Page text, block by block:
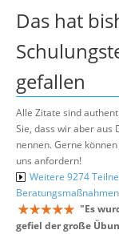
Das hat
gefallen
Alle Zitate sind
Sie, dass wir aber aus
nennen. Gerne
uns anfordern!
Weitere 9274
Beratungsmaßnahmen
"Es
gefiel der große